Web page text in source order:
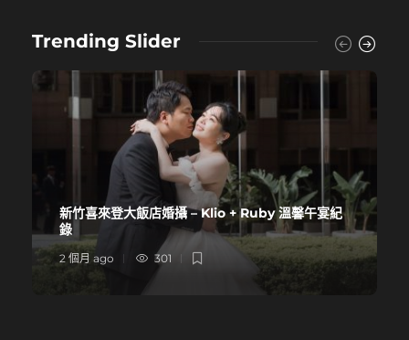
Trending Slider
新竹喜來登大飯店婚攝 – Klio + Ruby 溫馨午宴紀
錄
2 個月 ago 301